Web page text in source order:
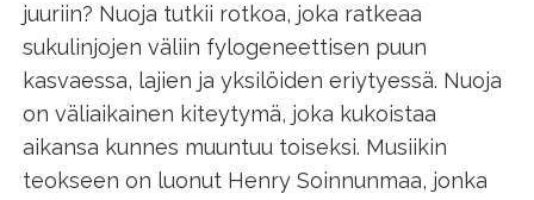
juuriin? Nuoja tutkii rotkoa, joka ratkeaa
sukulinjojen väliin fylogeneettisen puun
kasvaessa, lajien ja yksilöiden eriytyessä. Nuoja
on väliaikainen kiteytymä, joka kukoistaa
aikansa kunnes muuntuu toiseksi. Musiikin
teokseen on luonut Henry Soinnunmaa, jonka